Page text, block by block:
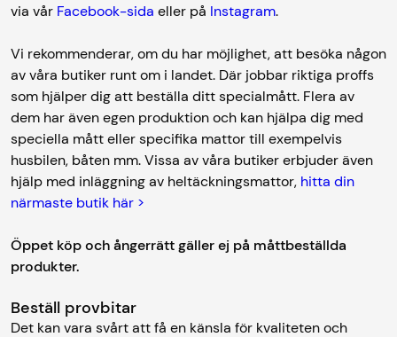
via vår Facebook-sida eller på Instagram.
Vi rekommenderar, om du har möjlighet, att besöka någon
av våra butiker runt om i landet. Där jobbar riktiga proffs
som hjälper dig att beställa ditt specialmått. Flera av
dem har även egen produktion och kan hjälpa dig med
speciella mått eller specifika mattor till exempelvis
husbilen, båten mm. Vissa av våra butiker erbjuder även
hjälp med inläggning av heltäckningsmattor, hitta din
närmaste butik här >
Öppet köp och ångerrätt gäller ej på måttbeställda
produkter.
Beställ provbitar
Det kan vara svårt att få en känsla för kvaliteten och